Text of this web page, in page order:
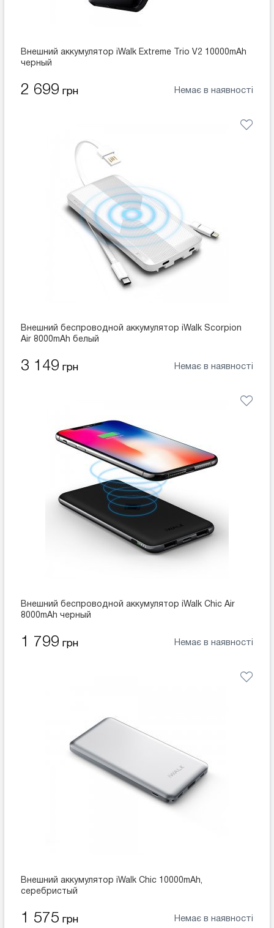
Внешний аккумулятор iWalk Extreme Trio V2 10000mAh
черный
2 699 грн Немає в наявності
Внешний беспроводной аккумулятор iWalk Scorpion
Air 8000mAh белый
3 149 грн Немає в наявності
Внешний беспроводной аккумулятор iWalk Chic Air
8000mAh черный
1 799 грн Немає в наявності
Внешний аккумулятор iWalk Chic 10000mAh,
серебристый
1 575 грн Немає в наявності